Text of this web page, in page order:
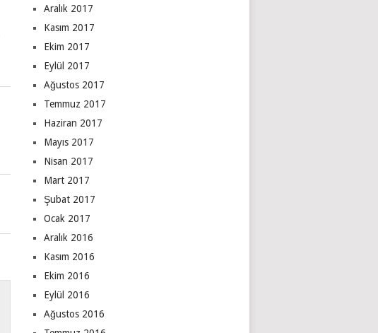
Aralık 2017
Kasım 2017
Ekim 2017
Eylül 2017
Ağustos 2017
Temmuz 2017
Haziran 2017
Mayıs 2017
Nisan 2017
Mart 2017
Şubat 2017
Ocak 2017
Aralık 2016
Kasım 2016
Ekim 2016
Eylül 2016
Ağustos 2016